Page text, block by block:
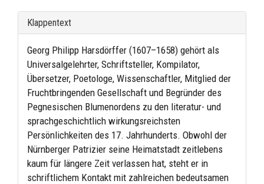
Klappentext
Georg Philipp Harsdörffer (1607–1658) gehört als
Universalgelehrter, Schriftsteller, Kompilator,
Übersetzer, Poetologe, Wissenschaftler, Mitglied der
Fruchtbringenden Gesellschaft und Begründer des
Pegnesischen Blumenordens zu den literatur- und
sprachgeschichtlich wirkungsreichsten
Persönlichkeiten des 17. Jahrhunderts. Obwohl der
Nürnberger Patrizier seine Heimatstadt zeitlebens
kaum für längere Zeit verlassen hat, steht er in
schriftlichem Kontakt mit zahlreichen bedeutsamen